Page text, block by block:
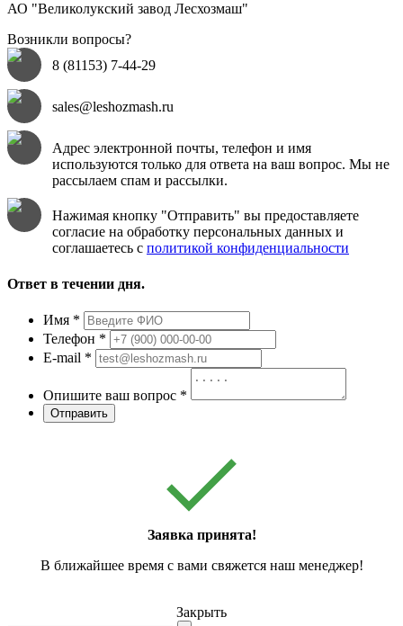
АО "Великолукский завод Лесхозмаш"
Возникли вопросы?
8 (81153) 7-44-29
sales@leshozmash.ru
Адрес электронной почты, телефон и имя
используются только для ответа на ваш вопрос. Мы не
рассылаем спам и раcсылки.
Нажимая кнопку "Отправить" вы предоставляете
согласие на обработку персональных данных и
соглашаетесь с политикой конфиденциальности
Ответ в течении дня.
Имя *
Телефон *
E-mail *
Опишите ваш вопрос *
Отправить
Заявка принята!
В ближайшее время с вами свяжется наш менеджер!
Закрыть